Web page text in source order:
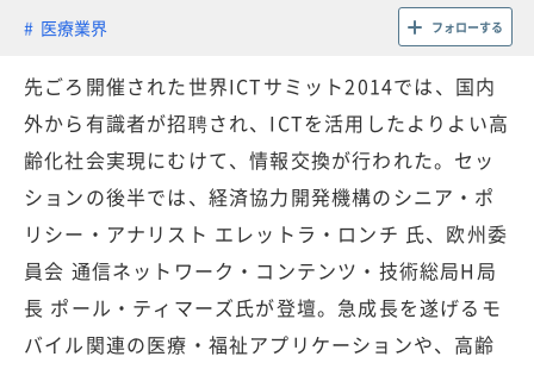
医療業界 フォローする
先ごろ開催された世界ICTサミット2014では、国内
外から有識者が招聘され、ICTを活用したよりよい高
齢化社会実現にむけて、情報交換が行われた。セッ
ションの後半では、経済協力開発機構のシニア・ポ
リシー・アナリスト エレットラ・ロンチ 氏、欧州委
員会 通信ネットワーク・コンテンツ・技術総局H局
長 ポール・ティマーズ氏が登壇。急成長を遂げるモ
バイル関連の医療・福祉アプリケーションや、高齢